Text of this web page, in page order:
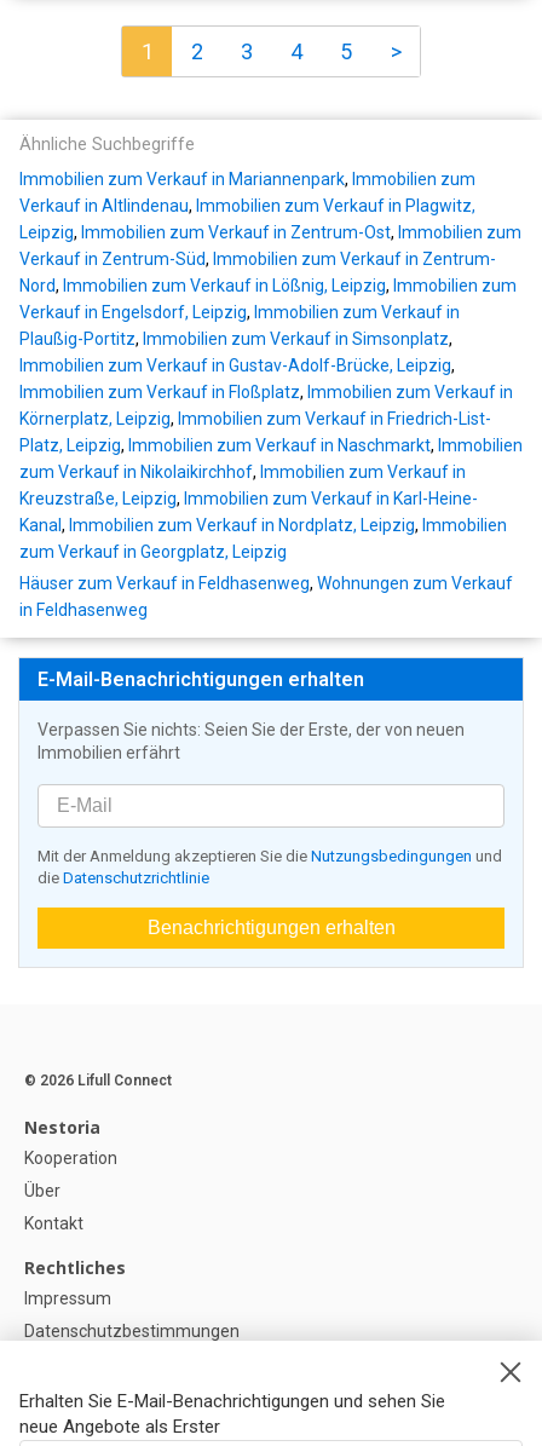
1 2 3 4 5 >
Ähnliche Suchbegriffe
Immobilien zum Verkauf in Mariannenpark, Immobilien zum
Verkauf in Altlindenau, Immobilien zum Verkauf in Plagwitz,
Leipzig, Immobilien zum Verkauf in Zentrum-Ost, Immobilien zum
Verkauf in Zentrum-Süd, Immobilien zum Verkauf in Zentrum-
Nord, Immobilien zum Verkauf in Lößnig, Leipzig, Immobilien zum
Verkauf in Engelsdorf, Leipzig, Immobilien zum Verkauf in
Plaußig-Portitz, Immobilien zum Verkauf in Simsonplatz,
Immobilien zum Verkauf in Gustav-Adolf-Brücke, Leipzig,
Immobilien zum Verkauf in Floßplatz, Immobilien zum Verkauf in
Körnerplatz, Leipzig, Immobilien zum Verkauf in Friedrich-List-
Platz, Leipzig, Immobilien zum Verkauf in Naschmarkt, Immobilien
zum Verkauf in Nikolaikirchhof, Immobilien zum Verkauf in
Kreuzstraße, Leipzig, Immobilien zum Verkauf in Karl-Heine-
Kanal, Immobilien zum Verkauf in Nordplatz, Leipzig, Immobilien
zum Verkauf in Georgplatz, Leipzig
Häuser zum Verkauf in Feldhasenweg, Wohnungen zum Verkauf
in Feldhasenweg
E-Mail-Benachrichtigungen erhalten
Verpassen Sie nichts: Seien Sie der Erste, der von neuen
Immobilien erfährt
Mit der Anmeldung akzeptieren Sie die Nutzungsbedingungen und
die Datenschutzrichtlinie
Benachrichtigungen erhalten
Erhalten Sie E-Mail-Benachrichtigungen und sehen Sie
neue Angebote als Erster
© 2026 Lifull Connect
Nestoria
Kooperation
Über
Kontakt
Rechtliches
Impressum
Datenschutzbestimmungen
Cookie-Einstellunge